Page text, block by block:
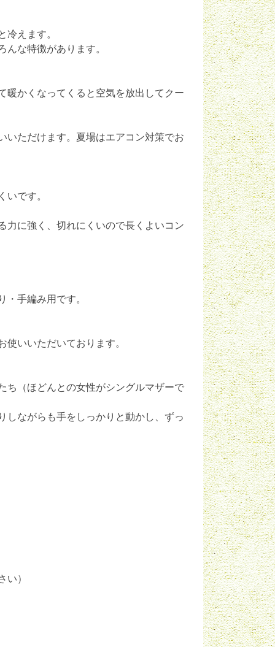
冷えます。
な特徴があります。
暖かくなってくると空気を放出してクー
いただけます。夏場はエアコン対策でお
いです。
力に強く、切れにくいので長くよいコン
手編み用です。
いいただいております。
ち（ほどんとの女性がシングルマザーで
しながらも手をしっかりと動かし、ずっ
い）